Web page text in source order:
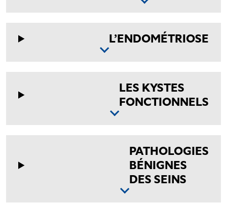
L’ENDOMÉTRIOSE
LES KYSTES
FONCTIONNELS
PATHOLOGIES
BÉNIGNES
DES SEINS